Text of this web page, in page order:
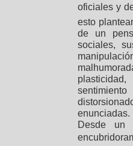
oficiales y
esto
de un
sociales,
enunciadas.
Desde un